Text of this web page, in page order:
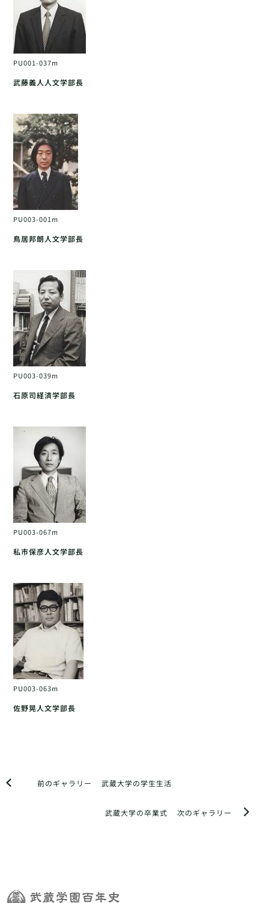
PU001-037m
武藤義人人文学部長
PU003-001m
鳥居邦朗人文学部長
PU003-039m
石原司経済学部長
PU003-067m
私市保彦人文学部長
PU003-063m
佐野晃人文学部長
前のギャラリー 武蔵大学の学生生活
次のギャラリー
武蔵大学の卒業式